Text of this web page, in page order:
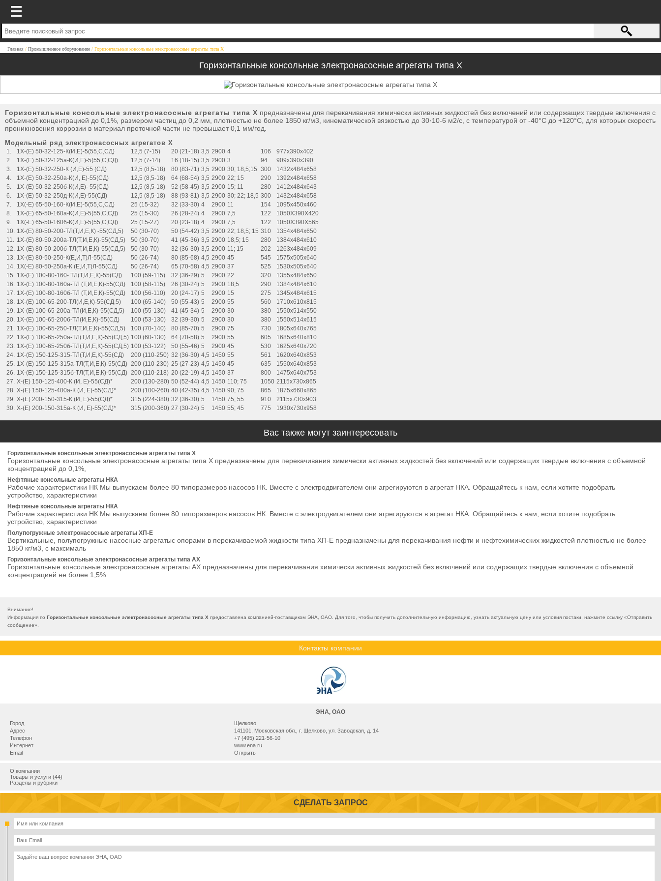
Главная Промышленное оборудование Горизонтальные консольные электронасосные агрегаты типа Х
Горизонтальные консольные электронасосные агрегаты типа Х
Горизонтальные консольные электронасосные агрегаты типа Х предназначены для перекачивания химически активных жидкостей без включений или содержащих твердые включения с
объемной концентрацией до 0,1%, размером частиц до 0,2 мм, плотностью не более 1850 кг/м3, кинематической вязкостью до 30·10-6 м2/с, с температурой от -40°С до +120°С, для которых скорость
проникновения коррозии в материал проточной части не превышает 0,1 мм/год.
Модельный ряд электронасосных агрегатов Х
1. 1Х-(Е) 50-32-125-К(И,Е)-5(55,С,СД) 12,5 (7-15) 20 (21-18) 3,5 2900 4 106
977х390х402
2.
1Х-(Е) 50-32-125а-К(И,Е)-5(55,С,СД) 12,5 (7-14) 16 (18-15) 3,5 2900 3 94
909x390x390
3.
1Х-(Е) 50-32-250-К (И,Е)-55 (СД) 12,5 (8,5-18) 80 (83-71) 3,5 2900 30; 18,5;15 300
1432х484х658
4.
1Х-(Е) 50-32-250а-К(И, Е)-55(СД) 12,5 (8,5-18) 64 (68-54) 3,5 2900 22; 15 290
1392х484х658
5.
1Х-(Е) 50-32-250б-К(И,Е)- 55(СД) 12,5 (8,5-18) 52 (58-45) 3,5 2900 15; 11 280
1412х484х643
6.
1Х-(Е) 50-32-250д-К(И,Е)-55(СД) 12,5 (8,5-18) 88 (93-81) 3,5 2900 30; 22; 18,5 300
1432х484х658
7.
1Х(-Е) 65-50-160-К(И,Е)-5(55,С,СД) 25 (15-32) 32 (33-30) 4 2900 11 154
1095х450х460
8.
1Х-(Е) 65-50-160а-К(И,Е)-5(55,С,СД) 25 (15-30) 26 (28-24) 4 2900 7,5 122
1050Х390Х420
9.
1Х(-Е) 65-50-160б-К(И,Е)-5(55,С,СД) 25 (15-27) 20 (23-18) 4 2900 7,5 122
1050Х390Х565
10. 1Х-(Е) 80-50-200-ТЛ(Т,И,Е,К) -55(СД,5) 50 (30-70) 50 (54-42) 3,5 2900 22; 18,5; 15 310
1354x484x650
11. 1Х-(Е) 80-50-200а-ТЛ(Т,И,Е,К)-55(СД,5) 50 (30-70) 41 (45-36) 3,5 2900 18,5; 15 280
1384х484х610
12. 1Х-(Е) 80-50-200б-ТЛ(Т,И,Е,К)-55(СД,5) 50 (30-70) 32 (36-30) 3,5 2900 11; 15 202
1263х484х609
13. 1Х-(Е) 80-50-250-К(Е,И,Т)Л-55(СД) 50 (26-74) 80 (85-68) 4,5 2900 45 545
1575х505х640
14. 1Х(-Е) 80-50-250а-К (Е,И,Т)Л-55(СД) 50 (26-74) 65 (70-58) 4,5 2900 37 525
1530х505х640
15. 1Х-(Е) 100-80-160- ТЛ(Т,И,Е,К)-55(СД) 100 (59-115) 32 (36-29) 5 2900 22 320
1355х484х650
16. 1Х-(Е) 100-80-160а-ТЛ (Т,И,Е,К)-55(СД) 100 (58-115) 26 (30-24) 5 2900 18,5 290
1384х484х610
17. 1Х-(Е) 100-80-160б-ТЛ (Т,И,Е,К)-55(СД) 100 (56-110) 20 (24-17) 5 2900 15 275
1345х484х615
18. 1Х-(Е) 100-65-200-ТЛ(И,Е,К)-55(СД,5) 100 (65-140) 50 (55-43) 5 2900 55 560
1710х610х815
19. 1Х-(Е) 100-65-200а-ТЛ(И,Е,К)-55(СД,5) 100 (55-130) 41 (45-34) 5 2900 30 380
1550х514х550
20. 1Х-(Е) 100-65-200б-ТЛ(И,Е,К)-55(СД) 100 (53-130) 32 (39-30) 5 2900 30 380
1550х514х615
21. 1Х-(Е) 100-65-250-ТЛ(Т,И,Е,К)-55(СД,5) 100 (70-140) 80 (85-70) 5 2900 75 730
1805х640х765
22. 1Х-(Е) 100-65-250а-ТЛ(Т,И,Е,К)-55(СД,5) 100 (60-130) 64 (70-58) 5 2900 55 605
1685х640х810
23. 1Х-(Е) 100-65-250б-ТЛ(Т,И,Е,К)-55(СД,5) 100 (53-122) 50 (55-46) 5 2900 45 530
1625х640х720
24. 1Х-(Е) 150-125-315-ТЛ(Т,И,Е,К)-55(СД) 200 (110-250) 32 (36-30) 4,5 1450 55 561
1620х640х853
25. 1Х-(Е) 150-125-315а-ТЛ(Т,И,Е,К)-55(СД) 200 (110-230) 25 (27-23) 4,5 1450 45 635
1550х640х853
26. 1Х-(Е) 150-125-315б-ТЛ(Т,И,Е,К)-55(СД) 200 (110-218) 20 (22-19) 4,5 1450 37 800
1475х640х753
27. Х-(Е) 150-125-400-К (И, Е)-55(СД)* 200 (130-280) 50 (52-44) 4,5 1450 110; 75 1050 2115х730х865
28. Х-(Е) 150-125-400а-К (И, Е)-55(СД)* 200 (100-260) 40 (42-35) 4,5 1450 90; 75 865
1875х660х865
29. Х-(Е) 200-150-315-К (И, Е)-55(СД)* 315 (224-380) 32 (36-30) 5 1450 75; 55 910
2115х730х903
30. Х-(Е) 200-150-315а-К (И, Е)-55(СД)* 315 (200-360) 27 (30-24) 5 1450 55; 45 775 1930х730х958
Вас также могут заинтересовать
Горизонтальные консольные электронасосные агрегаты типа Х
Горизонтальные консольные электронасосные агрегаты типа Х предназначены для перекачивания химически активных жидкостей без включений или содержащих твердые включения с объемной
концентрацией до 0,1%,
Нефтяные консольные агрегаты НКА
Рабочие характеристики НК Мы выпускаем более 80 типоразмеров насосов НК. Вместе с электродвигателем они агрегируются в агрегат НКА. Обращайтесь к нам, если хотите подобрать
устройство, характеристики
Нефтяные консольные агрегаты НКА
Рабочие характеристики НК Мы выпускаем более 80 типоразмеров насосов НК. Вместе с электродвигателем они агрегируются в агрегат НКА. Обращайтесь к нам, если хотите подобрать
устройство, характеристики
Полупогружные электронасосные агрегаты ХП-Е
Вертикальные, полупогружные насосные агрегатыс опорами в перекачиваемой жидкости типа ХП-Е предназначены для перекачивания нефти и нефтехимических жидкостей плотностью не более
1850 кг/м3, с максималь
Горизонтальные консольные электронасосные агрегаты типа АХ
Горизонтальные консольные электронасосные агрегаты АХ предназначены для перекачивания химически активных жидкостей без включений или содержащих твердые включения с объемной
концентрацией не более 1,5%
Внимание!
Информация по Горизонтальные консольные электронасосные агрегаты типа Х предоставлена компанией-поставщиком ЭНА, ОАО. Для того, чтобы получить дополнительную информацию, узнать актуальную цену или условия постаки, нажмите ссылку «Отправить
сообщение».
Контакты компании
ЭНА, ОАО
Город
Щелково
Адрес
141101, Московская обл., г. Щелково, ул. Заводская, д. 14
Телефон
+7 (495) 221-56-10
Интернет
www.ena.ru
Email
Открыть
О компании
Товары и услуги (44)
Разделы и рубрики
СДЕЛАТЬ ЗАПРОС